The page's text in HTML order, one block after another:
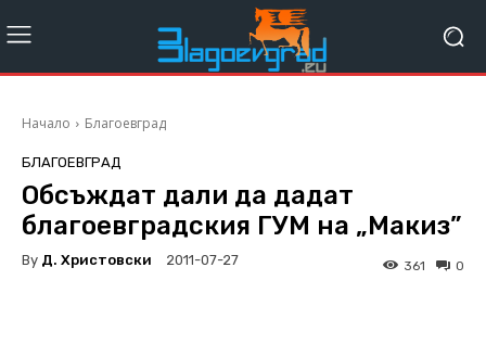
Начало Благоевград
БЛАГОЕВГРАД
Обсъждат дали да дадат
благоевградския ГУМ на „Макиз”
By Д. Христовски 2011-07-27 0
361